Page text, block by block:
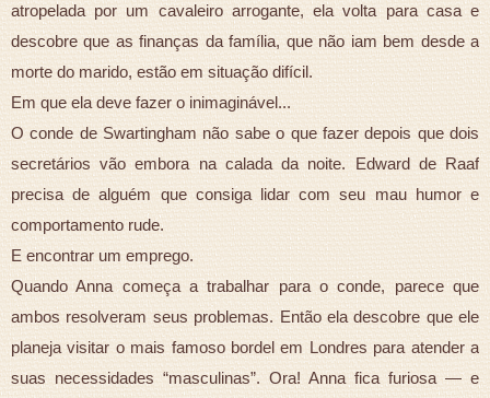
atropelada por um cavaleiro arrogante, ela volta para casa e
descobre que as finanças da família, que não iam bem desde a
morte do marido, estão em situação difícil.
Em que ela deve fazer o inimaginável...
O conde de Swartingham não sabe o que fazer depois que dois
secretários vão embora na calada da noite. Edward de Raaf
precisa de alguém que consiga lidar com seu mau humor e
comportamento rude.
E encontrar um emprego.
Quando Anna começa a trabalhar para o conde, parece que
ambos resolveram seus problemas. Então ela descobre que ele
planeja visitar o mais famoso bordel em Londres para atender a
suas necessidades “masculinas”. Ora! Anna fica furiosa — e